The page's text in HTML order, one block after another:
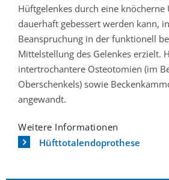
Hüftgelenkes durch eine knöcherne
dauerhaft gebessert werden kann,
Beanspruchung in der funktionell
Mittelstellung des Gelenkes erzielt.
intertrochantere Osteotomien (im
Oberschenkels) sowie
angewandt.
Weitere Informationen
Hüfttotalendoprothese